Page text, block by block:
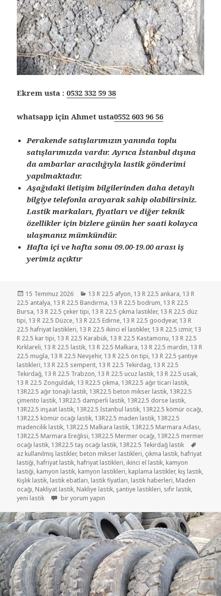
Ekrem usta :0532 332 59 38
whatsapp için Ahmet usta0552 603 96 56
Perakende satışlarımızın yanında toplu
satışlarımızda vardır. Ayrıca İstanbul dışına
da ambarlar aracılığıyla lastik gönderimi
yapılmaktadır.
Aşağıdaki iletişim bilgilerinden daha detaylı
bilgiye telefonla arayarak sahip olabilirsiniz.
Lastik markaları, fiyatları ve diğer teknik
özellikler için bizlere günün her saati kolayca
ulaşmanız mümkündür.
Hafta içi ve hafta sonu 09.00-19.00 arası iş
yerimiz açıktır
Yayın
tarihi
15 Temmuz 2026 Kategoriler
13 R 22.5 afyon, 13 R 22.5 ankara, 13 R
22.5 antalya, 13 R 22.5 Bandırma, 13 R 22.5 bodrum, 13 R 22.5
Bursa, 13 R 22.5 çeker tipi, 13 R 22.5 çıkma lastikler, 13 R 22.5 düz
tipi, 13 R 22.5 Düzce, 13 R 22.5 Edirne, 13 R 22.5 goodyear, 13 R
22.5 hafriyat lastikleri, 13 R 22.5 ikinci el lastikler, 13 R 22.5 izmir, 13
R 22.5 kar tipi, 13 R 22.5 Karabük, 13 R 22.5 Kastamonu, 13 R 22.5
Kırklareli, 13 R 22.5 lastik, 13 R 22.5 Malkara, 13 R 22.5 mardin, 13 R
22.5 mugla, 13 R 22.5 Nevşehir, 13 R 22.5 ön tipi, 13 R 22.5 şantiye
lastikleri, 13 R 22.5 semperit, 13 R 22.5 Tekirdag, 13 R 22.5
Tekirdağ, 13 R 22.5 Trabzon, 13 R 22.5 ucuz lastik, 13 R 22.5 usak,
13 R 22.5 Zonguldak, 13 R22.5 çıkma, 13R22.5 ağır ticari lastik,
13R22.5 ağır tonajlı lastik, 13R22.5 beton mikser lastik, 13R22.5
çimento lastik, 13R22.5 damperli lastik, 13R22.5 dorse lastik,
13R22.5 inşaat lastik, 13R22.5 İstanbul lastik, 13R22.5 kömür ocağı,
13R22.5 kömür ocağı lastik, 13R22.5 maden lastik, 13R22.5
madencilik lastik, 13R22.5 Malkara lastik, 13R22.5 Marmara Adası,
13R22.5 Marmara Ereğlisi, 13R22.5 Mermer ocağı, 13R22.5 mermer
ocağı lastik, 13R22.5 taş ocağı lastik, 13R22.5 Tekirdağ lastik
az kullanılmış lastikler, beton mikser lastikleri, çıkma lastik, hafriyat
lastiği, hafriyat lastik, hafriyat lastikleri, ikinci el lastik, kamyon
lastiği, kamyon lastik, kamyon lastikleri, kaplama lastikler, kış lastik,
Kışlık lastik, lastik ebatları, lastik fiyatları, lastik haberleri, Maden
ocağı, Nakliyat lastik, Nakliye lastik,şantiye lastikleri, sıfır lastik,
yeni lastik
13R22.5 İKİNCİ EL ÇIKMA HAFRİYAT ŞANTİYE LASTİKLER
bir yorum yapın